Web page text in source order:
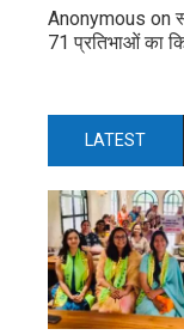
Anonymous on
71 प्रतिभाओं का
LATEST